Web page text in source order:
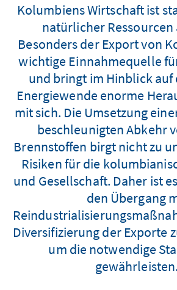
Kolumbiens Wirtschaft ist
natürlicher Ressourcen
Besonders der Export von
wichtige Einnahmequelle
und bringt im Hinblick auf
Energiewende enorme
mit sich. Die Umsetzung
beschleunigten Abkehr
Brennstoffen birgt nicht zu
Risiken für die
und Gesellschaft. Daher ist
den Übergang
Diversifizierung der Exporte
um die notwendige
gewährleisten.